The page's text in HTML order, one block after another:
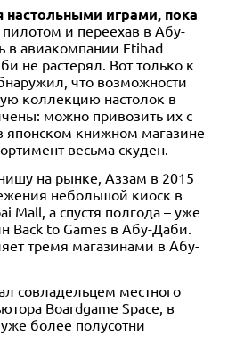
настольными играми, пока
пилотом и переехав в Абу-
в авиакомпании Etihad
не растерял. Вот только к
что возможности
коллекцию настолок в
можно привозить их с
японском книжном магазине
весьма скуден.
на рынке, Аззам в 2015
небольшой киоск в
Mall, а спустя полгода – уже
Back to Games в Абу-Даби.
тремя магазинами в Абу-
совладельцем местного
Boardgame Space, в
более полусотни